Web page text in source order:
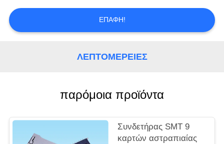
ΖΗΤΉΣΤΕ
SITEMAP
ΕΠΑΦΉ!
ΛΕΠΤΟΜΈΡΕΙΕΣ
παρόμοια προϊόντα
Συνδετήρας SMT 9
καρτών αστραπιαίας